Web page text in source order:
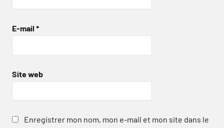
E-mail *
Site web
Enregistrer mon nom, mon e-mail et mon site dans le